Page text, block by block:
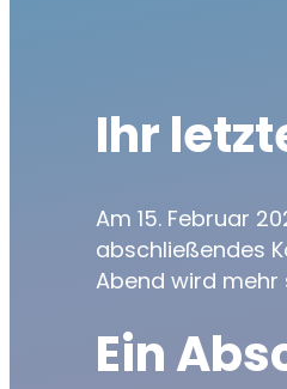
Ihr
Am 15. Februar
abschließendes
Abend wird mehr
Ein